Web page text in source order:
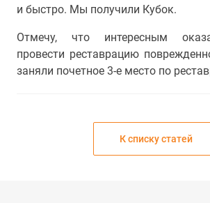
и быстро. Мы получили Кубок.
Отмечу, что интересным
провести реставрацию
заняли почетное 3-е место по
К списку статей